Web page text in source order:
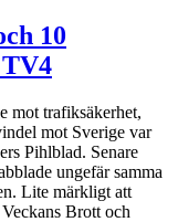
10
mot trafiksäkerhet,
mot Sverige var
Pihlblad. Senare
ungefär samma
Lite märkligt att
Brott och